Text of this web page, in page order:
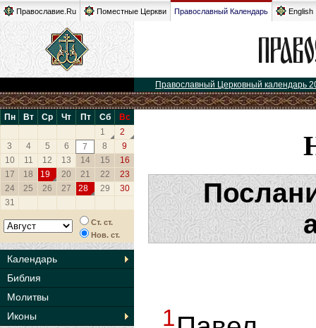
Православие.Ru Поместные Церкви Православный Календарь English
Православный Церковный календарь
Пн Вт Ср Чт Пт Сб
Вс
1
2
3
4 5 6 7 8
9
10
11 12 13 14 15
16
17
18 19 20 21 22
23
24
25 26 27 28 29
30
31
Ст. ст.
Нов. ст.
Календарь
Библия
Молитвы
Иконы
1